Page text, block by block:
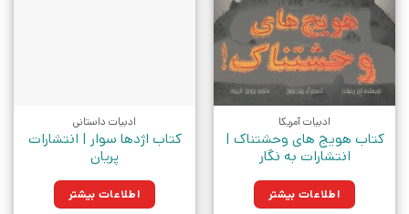
ادبیات آمریکا
کتاب هویج های وحشتناک |
انتشارات به نگار
اطلاعات بیشتر
ادبیات داستانی
کتاب اژدها سوار | انتشارات
پریان
اطلاعات بیشتر